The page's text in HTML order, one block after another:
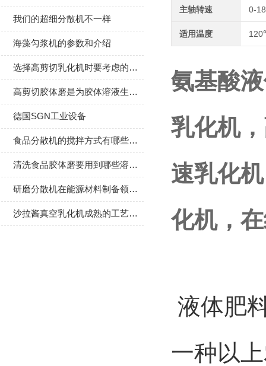
我们的超细分散机不一样
海藻匀浆机的参数和介绍
选择高剪切乳化机时要考虑的因素有哪些
高剪切胶体磨是为胶体溶液生产所设计的
德国SGN工业设备
食品分散机的搅拌方式有哪些分类？
清洗食品胶体磨要用到哪些溶剂？
研磨分散机在能源材料制备领域的应用探索
沙拉酱真空乳化机成熟的工艺得到高品质产品
主轴转速 0-
适用温度
氨基酸
乳化机
速乳化
化机，
液体肥
一种以